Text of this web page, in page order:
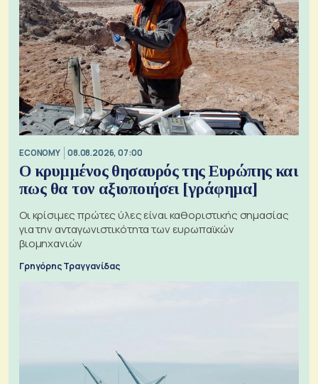
ECONOMY 08.08.2026, 07:00
Ο κρυμμένος θησαυρός της Ευρώπης και
πως θα τον αξιοποιήσει [γράφημα]
Οι κρίσιμες πρώτες ύλες είναι καθοριστικής σημασίας
για την ανταγωνιστικότητα των ευρωπαϊκών
βιομηχανιών
Γρηγόρης Τραγγανίδας